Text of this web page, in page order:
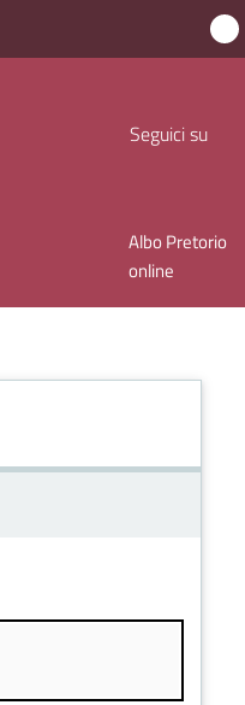
Seguici su
Albo Pretorio
online